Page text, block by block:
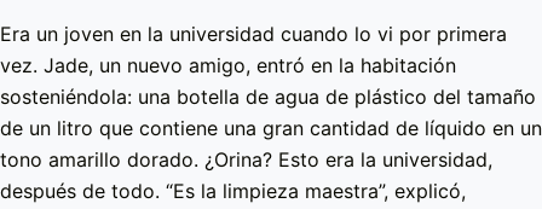
Era un joven en la universidad cuando lo vi por primera
vez. Jade, un nuevo amigo, entró en la habitación
sosteniéndola: una botella de agua de plástico del tamaño
de un litro que contiene una gran cantidad de líquido en un
tono amarillo dorado. ¿Orina? Esto era la universidad,
después de todo. “Es la limpieza maestra”, explicó,